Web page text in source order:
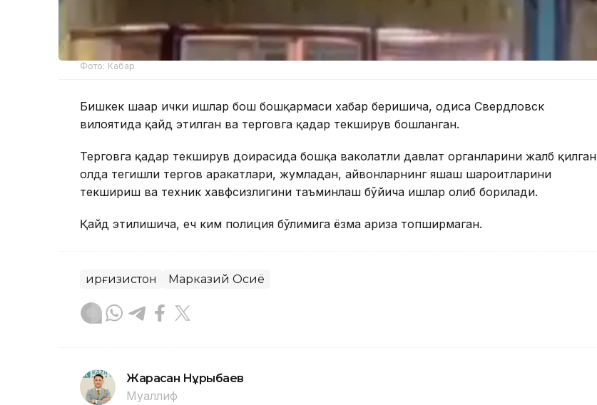
Фото: Кабар
Бишкек шаҳар ички ишлар бош бошқармаси хабар беришича, ҳодиса Свердловск
вилоятида қайд этилган ва терговга қадар текширув бошланган.
Терговга қадар текширув доирасида бошқа ваколатли давлат органларини жалб қилган
ҳолда тегишли тергов ҳаракатлари, жумладан, ҳайвонларнинг яшаш шароитларини
текшириш ва техник хавфсизлигини таъминлаш бўйича ишлар олиб борилади.
Қайд этилишича, ҳеч ким полиция бўлимига ёзма ариза топширмаган.
Қирғизистон Марказий Осиё
Жарасқан Нұрыбаев
Муаллиф